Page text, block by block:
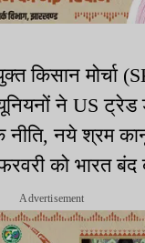
किसान मोर्चा
ने US ट्रेड
नीति, नये श्रम
को भारत बंद
Advertisement